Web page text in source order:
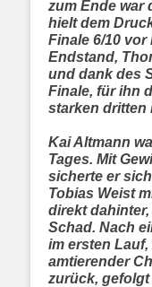
zum Ende war
hielt dem
Finale 6/10 vor
Endstand,
und dank des
Finale, für ihn
starken dritten
Kai Altmann
Tages. Mit
sicherte er
Tobias Weist
direkt
Schad. Nach
im ersten
amtierender
zurück,